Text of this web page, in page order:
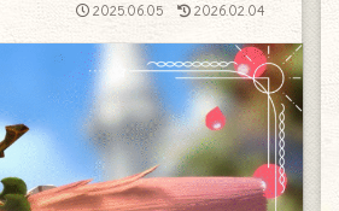
2025.06.05 2026.02.04